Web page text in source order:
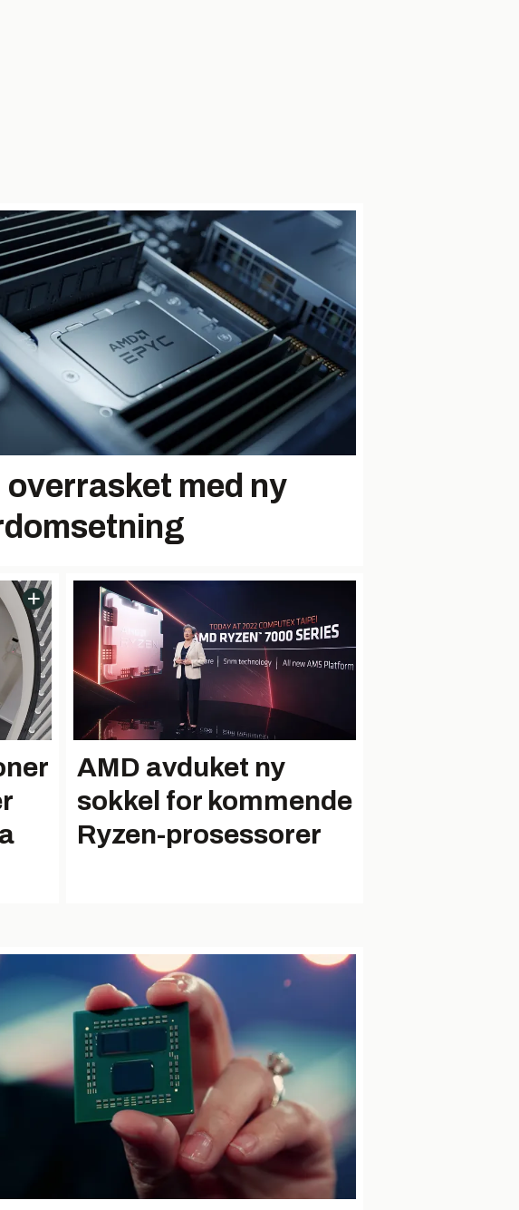
overrasket med ny
AMD avduket ny
sokkel for kommende
Ryzen-prosessorer